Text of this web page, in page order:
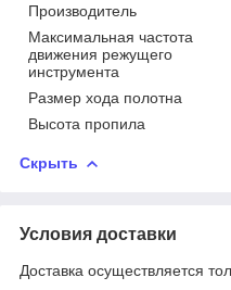
Производитель
Максимальная частота
движения режущего
инструмента
Размер хода полотна
Высота пропила
Скрыть
Условия доставки
Доставка осуществляется